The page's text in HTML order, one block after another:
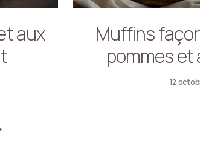
aux
Muffins
pommes et
12